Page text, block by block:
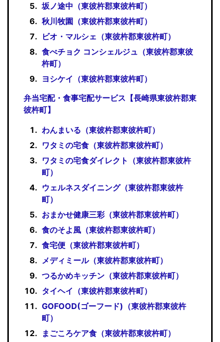
坂ノ途中（東彼杵郡東彼杵町）
秋川牧園（東彼杵郡東彼杵町）
ビオ・マルシェ（東彼杵郡東彼杵町）
食べチョク コンシェルジュ（東彼杵郡東彼
杵町）
ヨシケイ（東彼杵郡東彼杵町）
弁当宅配・食事宅配サービス【長崎県東彼杵郡東
彼杵町】
わんまいる（東彼杵郡東彼杵町）
ワタミの宅食（東彼杵郡東彼杵町）
ワタミの宅食ダイレクト（東彼杵郡東彼杵
町）
ウェルネスダイニング（東彼杵郡東彼杵
町）
おまかせ健康三彩（東彼杵郡東彼杵町）
食のそよ風（東彼杵郡東彼杵町）
食宅便（東彼杵郡東彼杵町）
メディミール（東彼杵郡東彼杵町）
つるかめキッチン（東彼杵郡東彼杵町）
タイヘイ（東彼杵郡東彼杵町）
GOFOOD(ゴーフード)（東彼杵郡東彼杵
町）
まごころケア食（東彼杵郡東彼杵町）